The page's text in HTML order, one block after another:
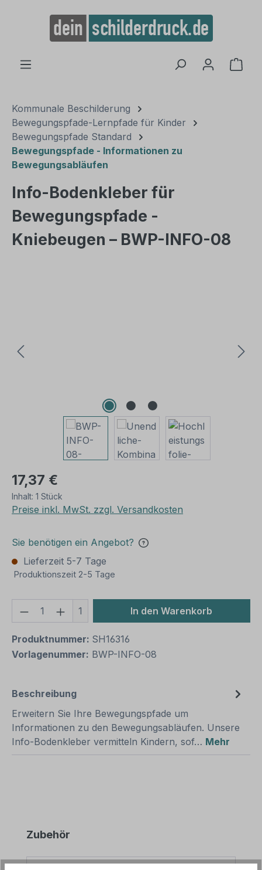
springen
Kommunale Beschilderung
Bewegungspfade-Lernpfade für Kinder
Bewegungspfade Standard
Bewegungspfade - Informationen zu
Bewegungsabläufen
Info-Bodenkleber für
Bewegungspfade -
Kniebeugen – BWP-INFO-08
17,37 €
Inhalt: 1 Stück
Preise inkl. MwSt. zzgl. Versandkosten
Sie benötigen ein Angebot?
Lieferzeit 5-7 Tage
Produktionszeit 2-5 Tage
Produkt Anzahl: Gib den
1 In den Warenkorb
Produktnummer: SH16316
Vorlagenummer: BWP-INFO-08
Beschreibung
Erweitern Sie Ihre Bewegungspfade um
Informationen zu den Bewegungsabläufen. Unsere
Info-Bodenkleber vermitteln Kindern, sof… Mehr
Produktgalerie überspringen
Zubehör